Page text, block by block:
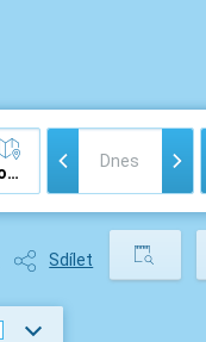
Sdílet